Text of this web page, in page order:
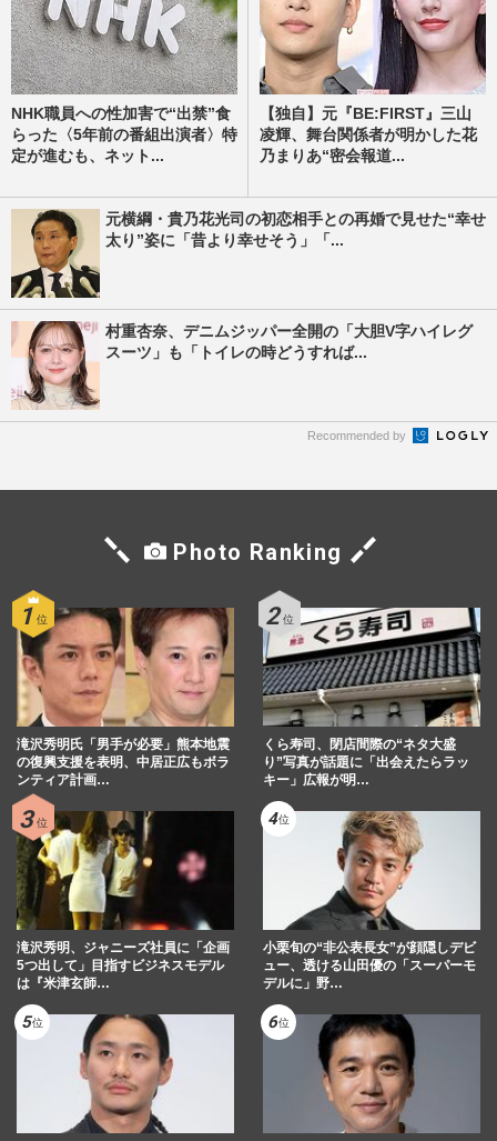
NHK職員への性加害で“出禁”食
らった〈5年前の番組出演者〉特
定が進むも、ネット...
【独自】元『BE:FIRST』三山
凌輝、舞台関係者が明かした花
乃まりあ“密会報道...
元横綱・貴乃花光司の初恋相手との再婚で見せた“幸せ
太り”姿に「昔より幸せそう」「...
村重杏奈、デニムジッパー全開の「大胆V字ハイレグ
スーツ」も「トイレの時どうすれば...
Recommended by
Photo Ranking
滝沢秀明氏「男手が必要」熊本地震
の復興支援を表明、中居正広もボラ
ンティア計画…
くら寿司、閉店間際の“ネタ大盛
り”写真が話題に「出会えたらラッ
キー」広報が明…
滝沢秀明、ジャニーズ社員に「企画
5つ出して」目指すビジネスモデル
は『米津玄師…
小栗旬の“非公表長女”が顔隠しデビ
ュー、透ける山田優の「スーパーモ
デルに」野…